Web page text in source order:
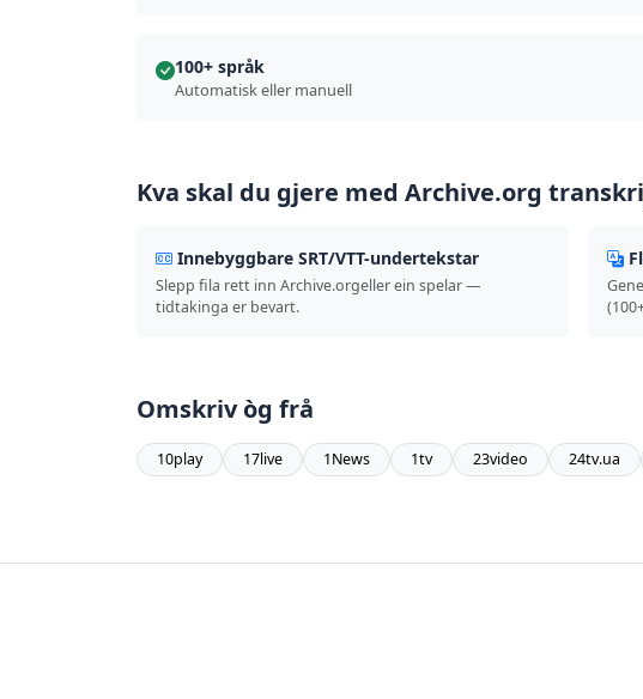
100+ språk
Automatisk eller manuell
Kva skal du gjere med Archive.org
Innebyggbare SRT/VTT-undertekstar
Slepp fila rett inn Archive.orgeller ein spelar —
tidtakinga er bevart.
Omskriv òg frå
10play 17live 1News 1tv 23video 24tv.ua